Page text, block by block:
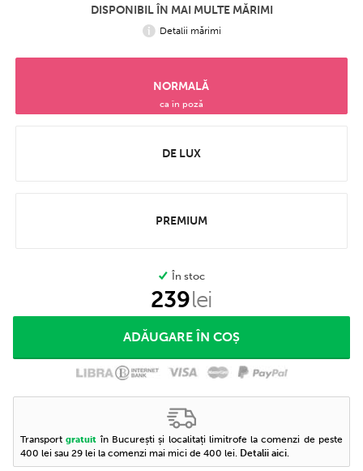
DISPONIBIL ÎN MAI MULTE MĂRIMI
Detalii mărimi
NORMALĂ
ca în poză
DE LUX
PREMIUM
În stoc
239lei
Transportgratuit în București și localitați limitrofe la comenzi de peste
400 lei sau 29 lei la comenzi mai mici de 400 lei. Detalii aici.